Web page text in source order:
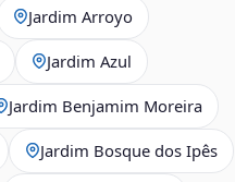
Jardim Arroyo
Jardim Azul
Jardim Benjamim Moreira
Jardim Bosque dos Ipês